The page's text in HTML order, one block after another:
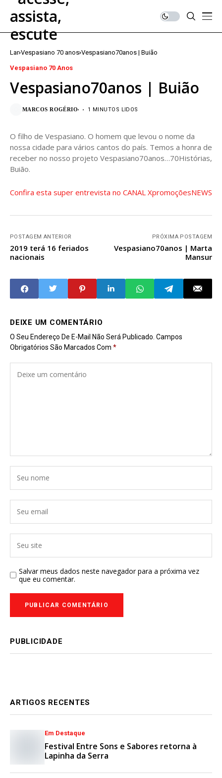
Lar Vespasiano 70 anos Vespasiano70anos | Buião
Vespasiano 70 Anos
Vespasiano70anos | Buião
MARCOS ROGÉRIO 1 MINUTOS LIDOS
O filho de Vespasiano. O homem que levou o nome da
nossa cidade para vários cantos do país. Temos a honra de
receber no nosso projeto Vespasiano70anos…70Histórias,
Buião.
Confira esta super entrevista no CANAL XpromoçõesNEWS
POSTAGEM ANTERIOR
2019 terá 16 feriados
nacionais
PRÓXIMA POSTAGEM
Vespasiano70anos | Marta
Mansur
DEIXE UM COMENTÁRIO
O Seu Endereço De E-Mail Não Será Publicado. Campos
Obrigatórios São Marcados Com *
Salvar meus dados neste navegador para a próxima vez
que eu comentar.
PUBLICIDADE
ARTIGOS RECENTES
Em Destaque
Festival Entre Sons e Sabores retorna à
Lapinha da Serra